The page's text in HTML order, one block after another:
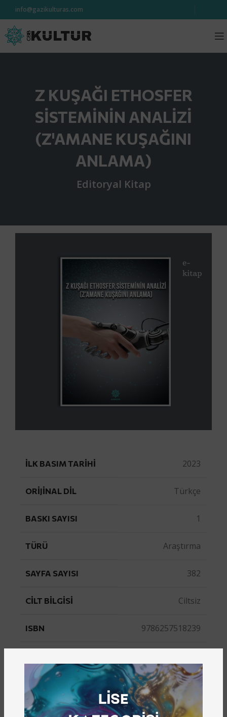
info@gazikulturas.com
Z KUŞAĞI ETHOSFER
SİSTEMİNİN ANALİZİ
(Z'AMANE KUŞAĞINI
ANLAMA)
Editoryal Kitap
İLK BASIM TARIHI 2023
ORIJINAL DIL Türkçe
BASKI SAYISI 1
TÜRÜ Araştırma
SAYFA SAYISI 382
CILT BILGISI Ciltsiz
ISBN 9786257518239
YAYIN NUMARASI 77